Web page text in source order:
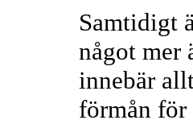
Samtidigt
något mer
innebär
förmån för